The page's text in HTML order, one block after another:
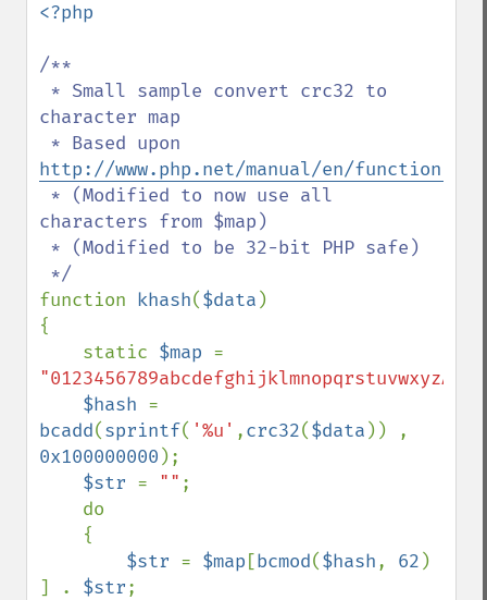
<?php
/**
character map
http://www.php.net/manual/en/
characters from $map)
function khash($data )
{
    static
$map
$hash
bcadd(sprintf( '%u' ,crc32($data
0x100000000 );
$str = "" ;
$str = $map [bcmod($hash, 62 )
] . $str;